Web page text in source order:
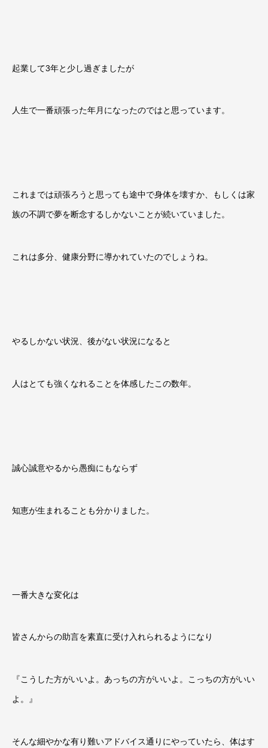
起業して3年と少し過ぎましたが
人生で一番頑張った年月になったのではと思っています。
これまでは頑張ろうと思っても途中で身体を壊すか、もしくは家
族の不調で夢を断念するしかないことが続いていました。
これは多分、健康分野に導かれていたのでしょうね。
やるしかない状況、後がない状況になると
人はとても強くなれることを体感したこの数年。
誠心誠意やるから愚痴にもならず
知恵が生まれることも分かりました。
一番大きな変化は
皆さんからの助言を素直に受け入れられるようになり
『こうした方がいいよ。あっちの方がいいよ。こっちの方がいい
よ。』
そんな細やかな有り難いアドバイス通りにやっていたら、体はす